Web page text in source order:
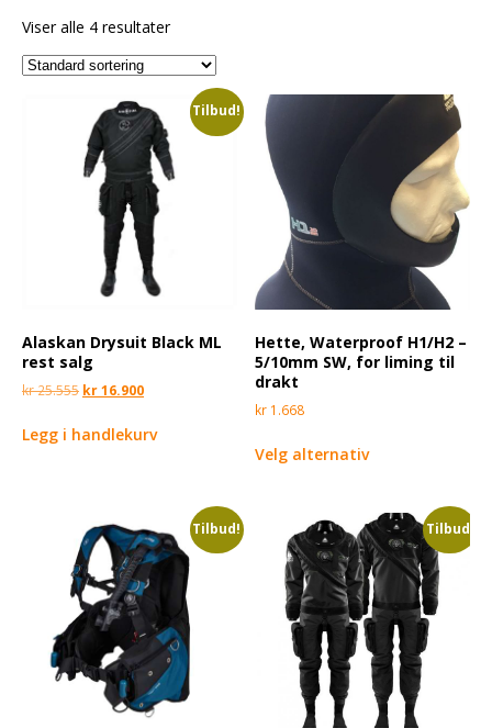
Viser alle 4 resultater
Tilbud!
Alaskan Drysuit Black ML
rest salg
kr25.555 kr16.900
Legg i handlekurv
Hette, Waterproof H1/H2 –
5/10mm SW, for liming til
drakt
kr 1.668
Velg alternativ
Tilbud! Tilbud!